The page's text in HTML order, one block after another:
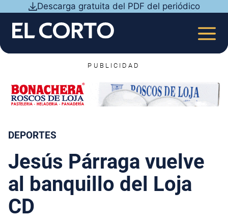
contenido
Descarga gratuita del PDF del periódico
PUBLICIDAD
DEPORTES
Jesús Párraga vuelve
al banquillo del Loja
CD